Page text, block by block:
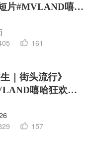
片#MVLAND嘻哈
161
生｜街头流行》
嘻哈狂欢派
157